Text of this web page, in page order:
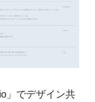
」でデザイン共